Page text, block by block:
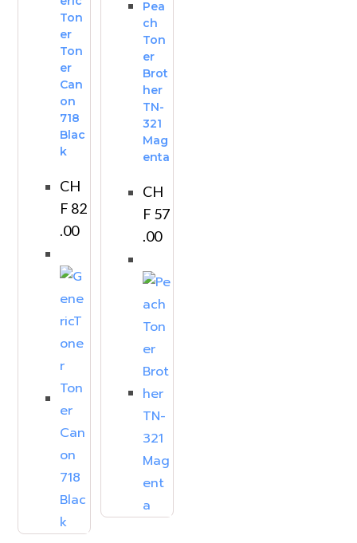
Ton
er
Ton
er
Can
on
718
Blac
k
CH
F 82
.00
Pea
ch
Ton
er
Brot
her
TN-
321
Mag
enta
CH
F 57
.00